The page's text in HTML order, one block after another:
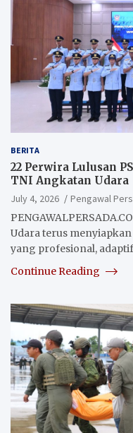
BERITA
22 Perwira Lulusan
TNI Angkatan Udara
July 4, 2026
Pengawal
Udara terus
yang profesional,
Continue Reading